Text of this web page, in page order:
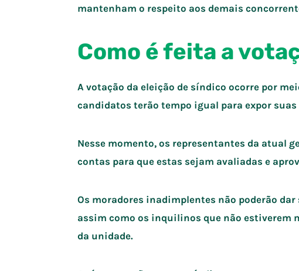
mantenham o respeito aos demais
Como é feita a
A votação da eleição de síndico ocorre por
candidatos terão tempo igual para expor
Nesse momento, os representantes da atual
contas para que estas sejam avaliadas e
Os moradores inadimplentes não poderão dar
assim como os inquilinos que não estiverem
da unidade.